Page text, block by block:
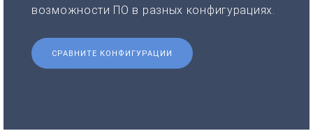
возможности ПО в разных конфигурациях.
СРАВНИТЕ КОНФИГУРАЦИИ